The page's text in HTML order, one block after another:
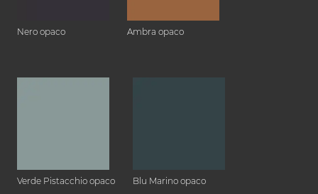
Nero opaco Ambra opaco
Verde Pistacchio opaco Blu Marino opaco